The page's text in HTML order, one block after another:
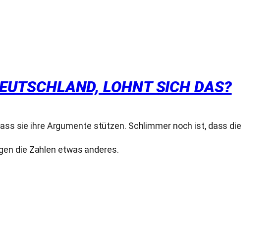
LOHNT SICH DAS?
sie ihre Argumente stützen. Schlimmer noch ist, dass die
die Zahlen etwas anderes.